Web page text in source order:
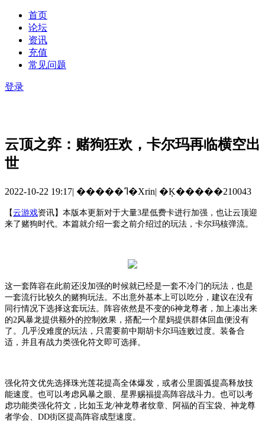
首页
论坛
资讯
充值
常见问题
登录
云顶之弈：赌狗狂欢，卡尔玛再临横空出
世
2022-10-22 19:17| �����ߣ�Xrin| �Ķ�����210043
【云游戏资讯】 本版本更新对于大量3星低费卡进行加强，也让云顶迎
来了赌狗时代。本篇就介绍一套之前介绍过的玩法，卡尔玛核弹流。
这一套阵容在此前还没加强的时候就已经是一套不冷门的玩法，也是
一套流行比较久的赌狗玩法。不出意外基本上可以吃分，建议在没有
同行情况下选择这套玩法。阵容依然是不变的6神龙尊者，加上凑出来
的2风暴龙提供额外的控制效果，搭配一个星妈提供群体回血便没有
了。几乎没难度的玩法，只需要前中期胡卡尔玛连败过度。装备合
适，并且有战力类强化符文即可选择。
强化符文优先选择珠光莲花提高全体爆发，或者公里圆弧提高释放技
能速度。也可以考虑风暴之眼、星界赐福提高阵容战斗力。也可以考
虑功能类强化符文，比如玉龙/神龙尊者纹章、阿福的百宝袋、神龙尊
者学会、DD街区提高阵容成型速度。